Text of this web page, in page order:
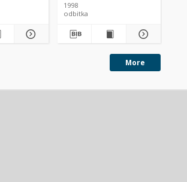
causa Politechniki
Gdańskiej 5 listopada
1998
odbitka
More